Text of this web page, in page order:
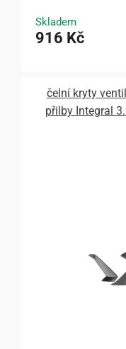
Skladem
916 Kč
čelní kryty
přilby Integral